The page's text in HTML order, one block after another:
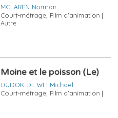
MCLAREN Norman
Court-métrage, Film d'animation |
Autre
Moine et le poisson (Le)
DUDOK DE WIT Michael
Court-métrage, Film d'animation |